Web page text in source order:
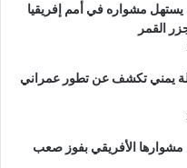
يستهل مشواره في أمم إفريقيا
القمر
يمني تكشف عن تطور عمراني
مشوارها الأفريقي بفوز صعب